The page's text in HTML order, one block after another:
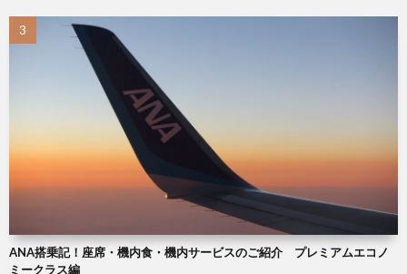
ANA搭乗記！座席・機内食・機内サービスのご紹介 プレミアムエコノ
ミークラス編